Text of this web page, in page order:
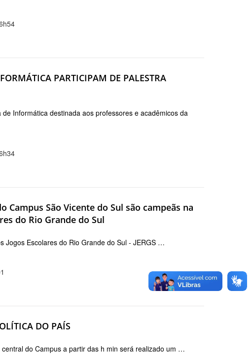
PARTICIPAM DE PALESTRA
Informática destinada aos professores e acadêmicos da
São Vicente do Sul são campeãs na
do Rio Grande do Sul
Jogos Escolares do Rio Grande do Sul - JERGS …
DO PAÍS
do Campus a partir das h min será realizado um …